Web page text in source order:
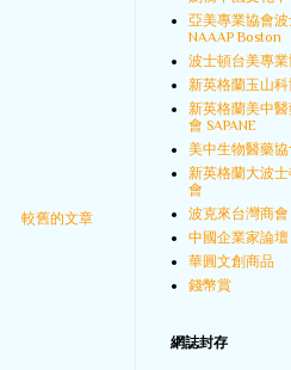
較舊的文章
亞美專業協會
NAAAP Boston
波士頓台美專業
新英格蘭玉山科
新英格蘭美中
會 SAPANE
美中生物醫藥
新英格蘭大波
會
波克來台灣商會
中國企業家論壇
華圓文創商品
錢幣賞
網誌封存